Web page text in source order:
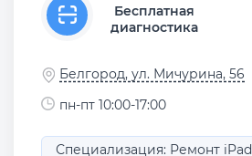
Бесплатная
диагностика
Белгород, ул. Мичурина, 56
пн-пт 10:00-17:00
Специализация: Ремонт iPad